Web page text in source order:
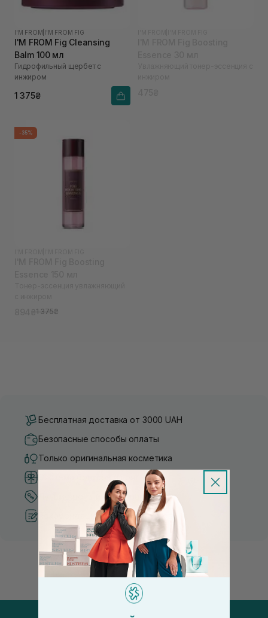
I'M FROM I'M FROM FIG
I'M FROM Fig Cleansing
Balm 100 мл
Гидрофильный щербет с
инжиром
1 375₴
-35%
1 375₴
Бесплатная доставка от 3000 UAH
Безопасные способы оплаты
Только оригинальная косметика
Система бонусов и лояльности
Лучшие цены и топ товары
Рекомендации от косметологов